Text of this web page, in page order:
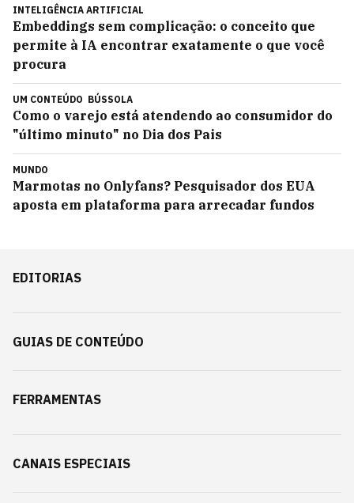
INTELIGÊNCIA ARTIFICIAL
Embeddings sem complicação: o conceito que
permite à IA encontrar exatamente o que você
procura
UM CONTEÚDO BÚSSOLA
Como o varejo está atendendo ao consumidor do
"último minuto" no Dia dos Pais
MUNDO
Marmotas no Onlyfans? Pesquisador dos EUA
aposta em plataforma para arrecadar fundos
EDITORIAS
GUIAS DE CONTEÚDO
FERRAMENTAS
CANAIS ESPECIAIS